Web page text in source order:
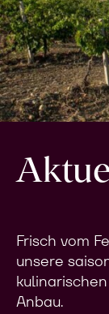
Frisch vom
unsere
Anbau.